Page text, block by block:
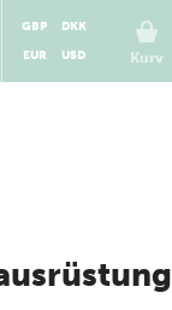
Kurv
GBP
DKK
EUR
USD